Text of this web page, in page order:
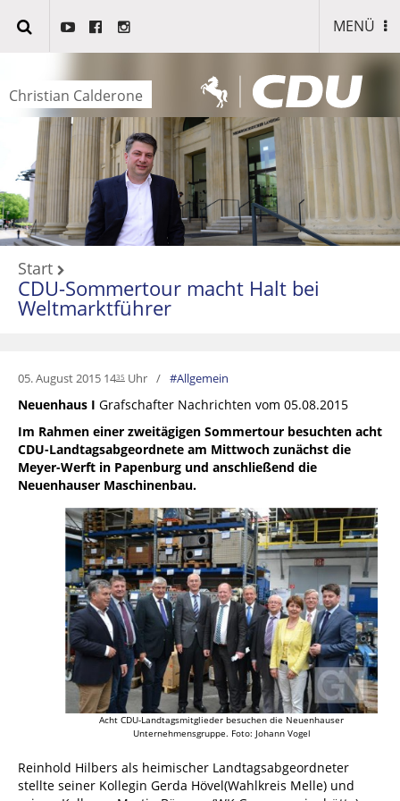
MENÜ
Christian Calderone
Start
CDU-Sommertour macht Halt bei
Weltmarktführer
05. August 2015 1435 Uhr Allgemein
Neuenhaus I Grafschafter Nachrichten vom 05.08.2015
Im Rahmen einer zweitägigen Sommertour besuchten acht
CDU-Landtagsabgeordnete am Mittwoch zunächst die
Meyer-Werft in Papenburg und anschließend die
Neuenhauser Maschinenbau.
Acht CDU-Landtagsmitglieder besuchen die Neuenhauser
Unternehmensgruppe. Foto: Johann Vogel
Reinhold Hilbers als heimischer Landtagsabgeordneter
stellte seiner Kollegin Gerda Hövel(Wahlkreis Melle) und